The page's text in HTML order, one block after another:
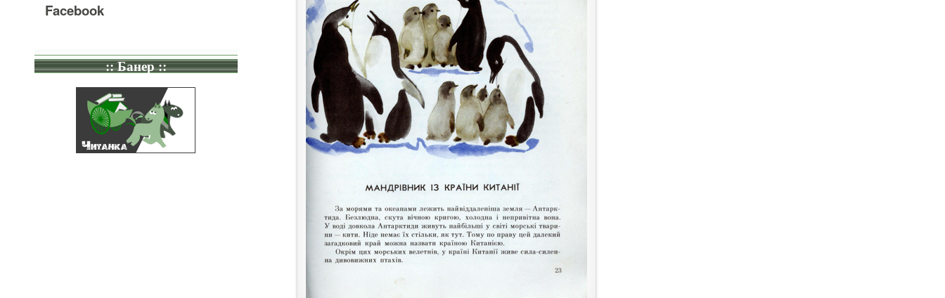
Facebook
:: Банер ::